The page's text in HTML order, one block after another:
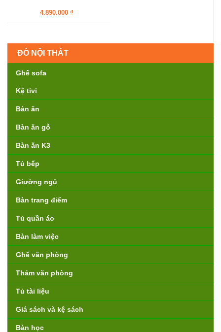
4.890.000 ₫
ĐỒ NỘI THẤT
Ghế sofa
Kệ tivi
Bàn ăn
Bàn ăn gỗ
Bàn ăn K3
Tủ bếp
Giường ngủ
Bàn trang điểm
Tủ quần áo
Bàn làm việc
Ghế văn phòng
Thảm văn phòng
Tủ tài liệu
Giá sách và kệ sách
Bàn học